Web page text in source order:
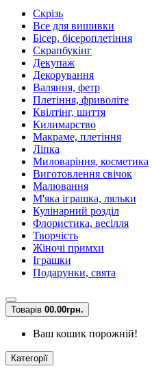
Скрізь
Все для вишивки
Бісер, бісероплетіння
Скрапбукінг
Декупаж
Декорування
Валяння, фетр
Плетіння, фриволіте
Квілтінг, шиття
Килимарство
Макраме, плетіння
Ліпка
Миловаріння, косметика
Виготовлення свічок
Малювання
М'яка іграшка, ляльки
Кулінарний розділ
Флористика, весілля
Творчість
Жіночі примхи
Іграшки
Подарунки, свята
Товарів 00.00грн.
Ваш кошик порожній!
Категорії